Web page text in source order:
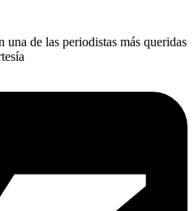
de las periodistas más queridas